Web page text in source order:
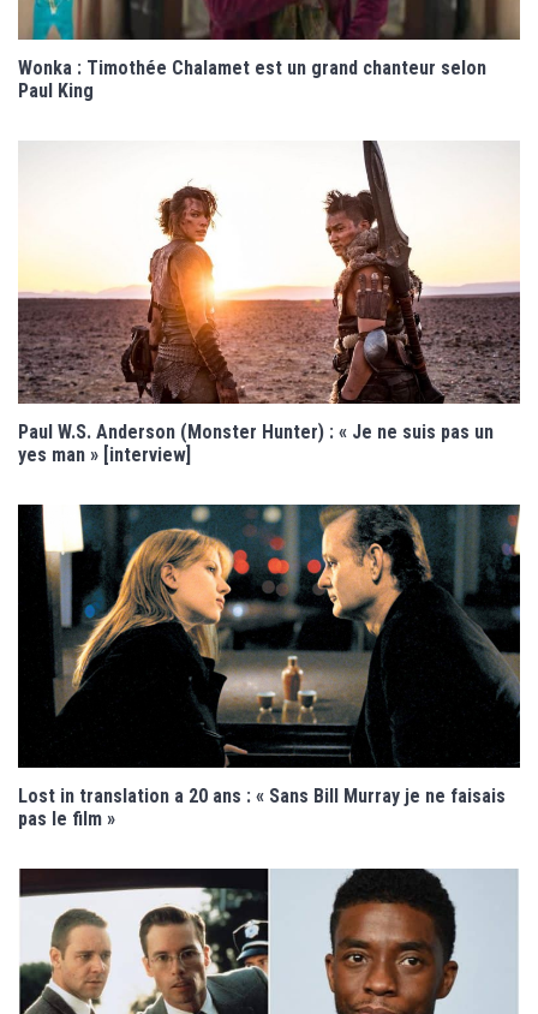
Wonka : Timothée Chalamet est un grand chanteur selon
Paul King
Paul W.S. Anderson (Monster Hunter) : « Je ne suis pas un
yes man » [interview]
Lost in translation a 20 ans : « Sans Bill Murray je ne faisais
pas le film »